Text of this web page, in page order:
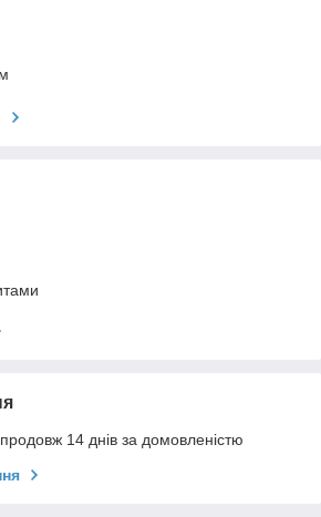
14 днів за домовленістю